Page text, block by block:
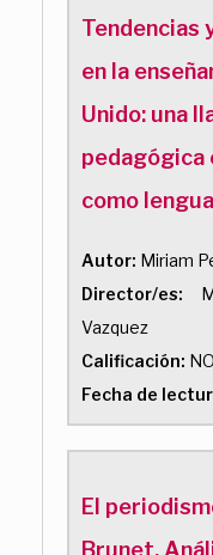
Tendencias
en la
Unido: una
pedagógica
como
Autor: Miriam
Director/es:
Vazquez
Calificación:
Fecha de
El
Brunet.